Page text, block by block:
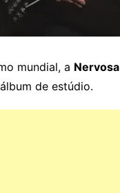
mundial, a Nervosa
de estúdio.